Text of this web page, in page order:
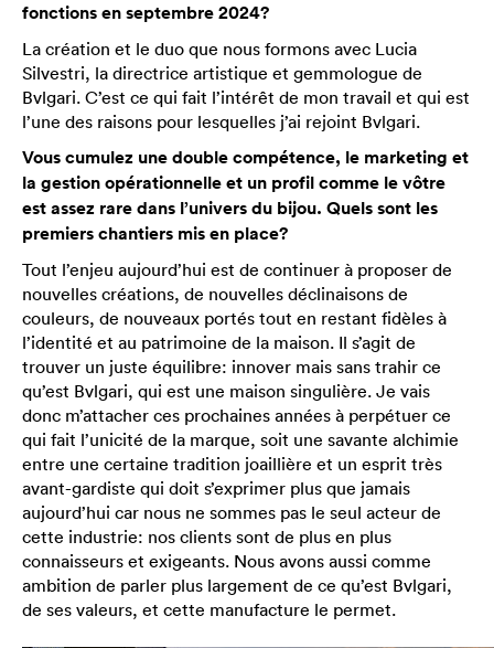
fonctions en septembre 2024?
La création et le duo que nous formons avec Lucia
Silvestri, la directrice artistique et gemmologue de
Bvlgari. C’est ce qui fait l’intérêt de mon travail et qui est
l’une des raisons pour lesquelles j’ai rejoint Bvlgari.
Vous cumulez une double compétence, le marketing et
la gestion opérationnelle et un profil comme le vôtre
est assez rare dans l’univers du bijou. Quels sont les
premiers chantiers mis en place?
Tout l’enjeu aujourd’hui est de continuer à proposer de
nouvelles créations, de nouvelles déclinaisons de
couleurs, de nouveaux portés tout en restant fidèles à
l’identité et au patrimoine de la maison. Il s’agit de
trouver un juste équilibre: innover mais sans trahir ce
qu’est Bvlgari, qui est une maison singulière. Je vais
donc m’attacher ces prochaines années à perpétuer ce
qui fait l’unicité de la marque, soit une savante alchimie
entre une certaine tradition joaillière et un esprit très
avant-gardiste qui doit s’exprimer plus que jamais
aujourd’hui car nous ne sommes pas le seul acteur de
cette industrie: nos clients sont de plus en plus
connaisseurs et exigeants. Nous avons aussi comme
ambition de parler plus largement de ce qu’est Bvlgari,
de ses valeurs, et cette manufacture le permet.